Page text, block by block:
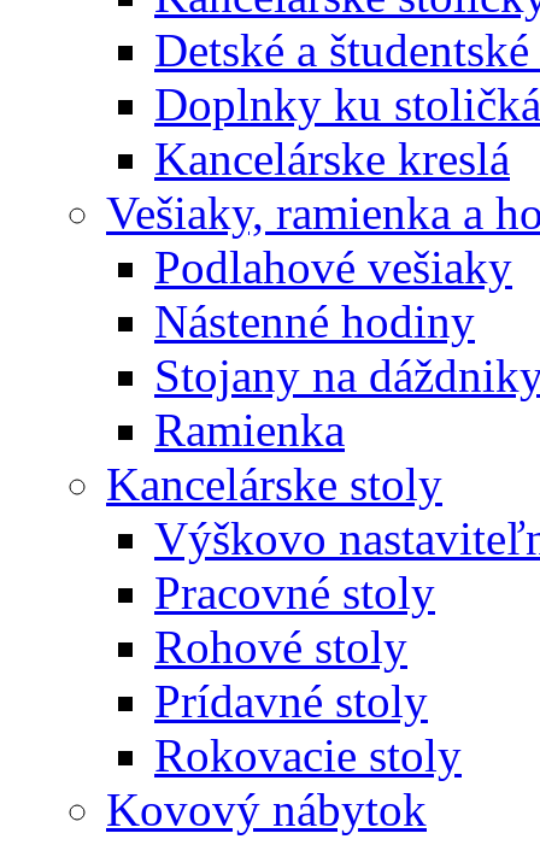
Detské a
Doplnky ku
Kancelárske kreslá
Vešiaky, ramienka a
Podlahové vešiaky
Nástenné hodiny
Stojany na
Ramienka
Kancelárske stoly
Výškovo
Pracovné stoly
Rohové stoly
Prídavné stoly
Rokovacie stoly
Kovový nábytok